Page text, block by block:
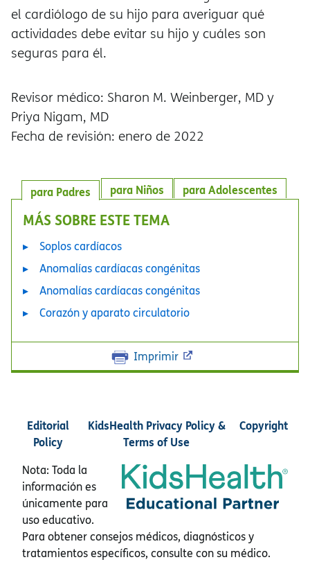
el cardiólogo de su hijo para averiguar qué
actividades debe evitar su hijo y cuáles son
seguras para él.
Revisor médico: Sharon M. Weinberger, MD y
Priya Nigam, MD
Fecha de revisión: enero de 2022
para Adolescentes
para Niños
para Padres
MÁS SOBRE ESTE TEMA
Soplos cardíacos
Anomalías cardíacas congénitas
Anomalías cardíacas congénitas
Corazón y aparato circulatorio
Imprimir
Editorial
Policy
KidsHealth Privacy Policy &
Terms of Use
Copyright
Nota: Toda la
información es
únicamente para
uso educativo.
Para obtener consejos médicos, diagnósticos y
tratamientos específicos, consulte con su médico.